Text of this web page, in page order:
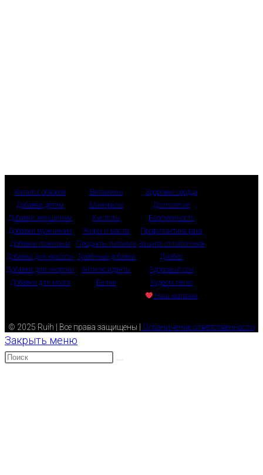
Каталог обзоров
Добавки детям
Добавки женщинам
Добавки мужчинам
Добавки пожилым
Добавки для красоты
Добавки для энергии
Добавки для мозга
Витамины
Минералы
Кислоты
Жиры и масла
Продукты питания
Травяные добавки
Антиоксиданты
Белки
Здоровье сердца
Долголетие
Беременность
Профилактика рака
Защита от патогенов
Диабет
Здоровый сон
Худеем легко
Наш магазин
© 2025 Ruih | Все права защищены | Ограничение ответственности
Закрыть меню